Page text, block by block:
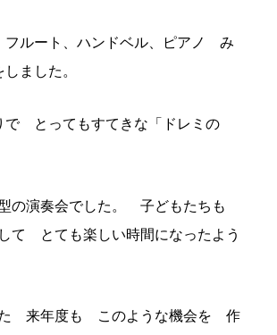
ルート、ハンドベル、ピアノ み
ました。
とってもすてきな「ドレミの
の演奏会でした。 子どもたちも
て とても楽しい時間になったよう
来年度も このような機会を 作